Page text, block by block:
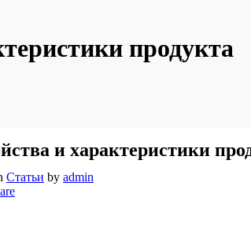
продукта
и характеристики
Статьи by admin